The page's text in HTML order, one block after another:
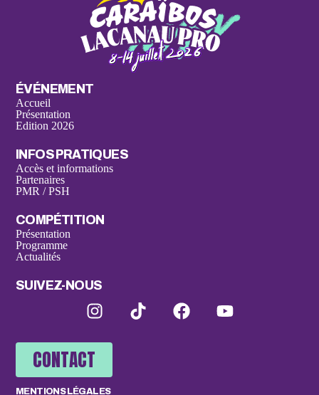
ÉVÉNEMENT
Accueil
Présentation
Edition 2026
INFOS PRATIQUES
Accès et informations
Partenaires
PMR / PSH
COMPÉTITION
Présentation
Programme
Actualités
SUIVEZ-NOUS
CONTACT
MENTIONS LÉGALES